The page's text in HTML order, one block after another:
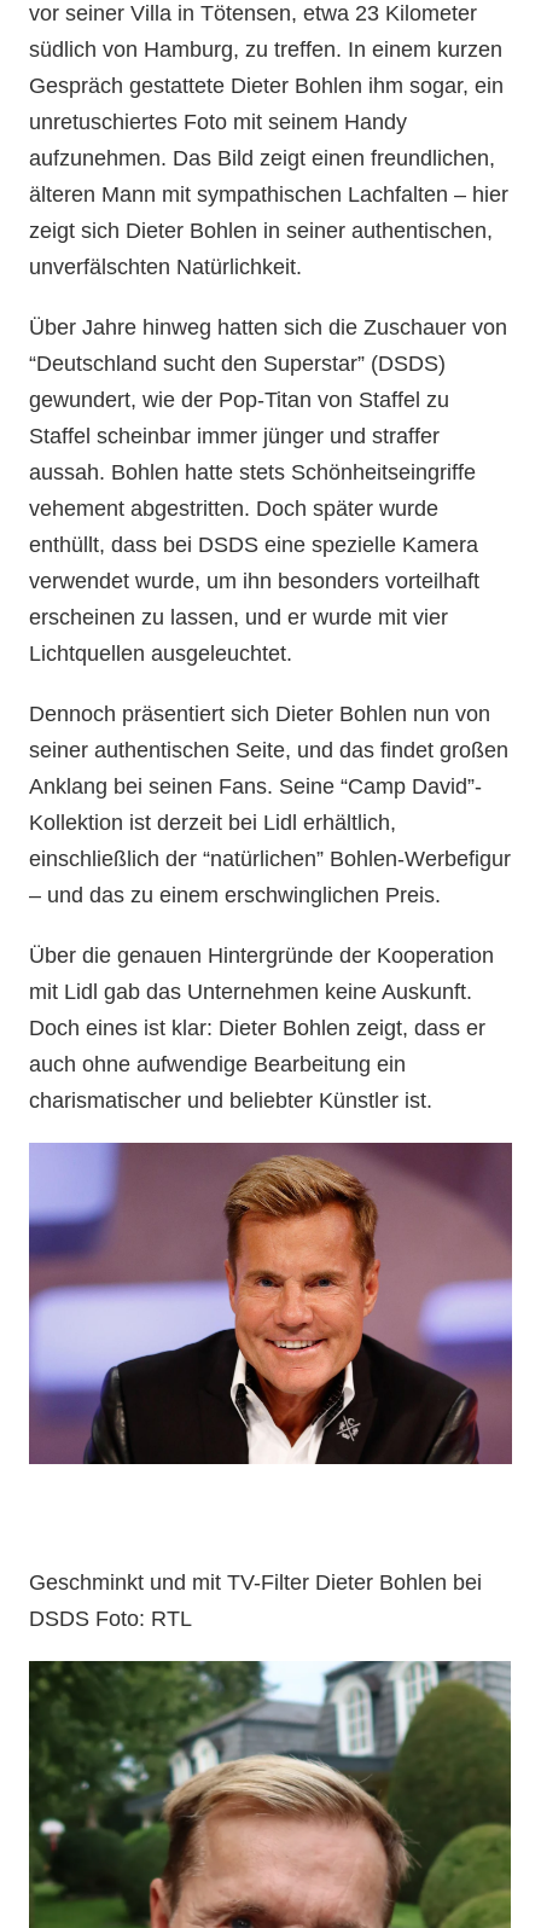
vor seiner Villa in Tötensen, etwa 23 Kilometer
südlich von Hamburg, zu treffen. In einem kurzen
Gespräch gestattete Dieter Bohlen ihm sogar, ein
unretuschiertes Foto mit seinem Handy
aufzunehmen. Das Bild zeigt einen freundlichen,
älteren Mann mit sympathischen Lachfalten – hier
zeigt sich Dieter Bohlen in seiner authentischen,
unverfälschten Natürlichkeit.
Über Jahre hinweg hatten sich die Zuschauer von
“Deutschland sucht den Superstar” (DSDS)
gewundert, wie der Pop-Titan von Staffel zu
Staffel scheinbar immer jünger und straffer
aussah. Bohlen hatte stets Schönheitseingriffe
vehement abgestritten. Doch später wurde
enthüllt, dass bei DSDS eine spezielle Kamera
verwendet wurde, um ihn besonders vorteilhaft
erscheinen zu lassen, und er wurde mit vier
Lichtquellen ausgeleuchtet.
Dennoch präsentiert sich Dieter Bohlen nun von
seiner authentischen Seite, und das findet großen
Anklang bei seinen Fans. Seine “Camp David”-
Kollektion ist derzeit bei Lidl erhältlich,
einschließlich der “natürlichen” Bohlen-Werbefigur
– und das zu einem erschwinglichen Preis.
Über die genauen Hintergründe der Kooperation
mit Lidl gab das Unternehmen keine Auskunft.
Doch eines ist klar: Dieter Bohlen zeigt, dass er
auch ohne aufwendige Bearbeitung ein
charismatischer und beliebter Künstler ist.
Geschminkt und mit TV-Filter Dieter Bohlen bei
DSDS Foto: RTL